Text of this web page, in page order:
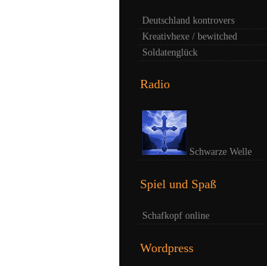
Deutschland kontrovers
Kreativhexe / bewitched
Soldatenglück
Radio
Schwarze Welle
Spiel und Spaß
Schafkopf online
Wordpress